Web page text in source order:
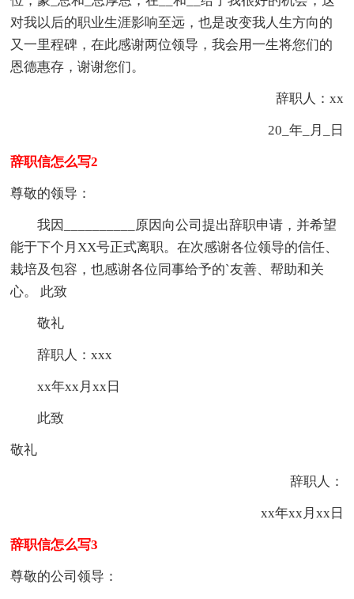
对我以后的职业生涯影响至远，也是改变我人生方向的
又一里程碑，在此感谢两位领导，我会用一生将您们的
恩德惠存，谢谢您们。
辞职人：xx
20_年_月_日
辞职信怎么写2
尊敬的领导：
我因__________原因向公司提出辞职申请，并希望
能于下个月XX号正式离职。在次感谢各位领导的信任、
栽培及包容，也感谢各位同事给予的`友善、帮助和关
心。 此致
敬礼
辞职人：xxx
xx年xx月xx日
此致
敬礼
辞职人：
xx年xx月xx日
辞职信怎么写3
尊敬的公司领导：